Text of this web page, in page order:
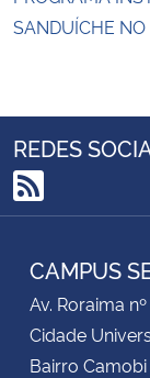
SANDUÍCHE NO
REDES
RSS
CAMPUS
Av. Roraima
Cidade
Bairro Camobi